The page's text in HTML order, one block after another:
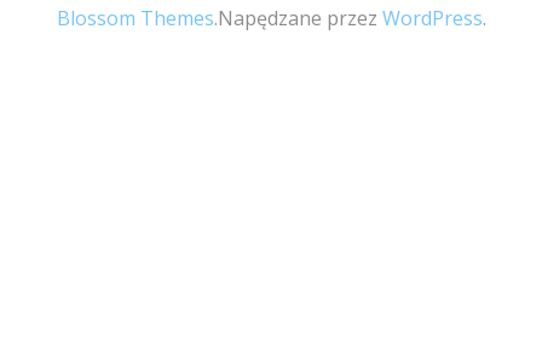
Blossom Themes.Napędzane przez WordPress.